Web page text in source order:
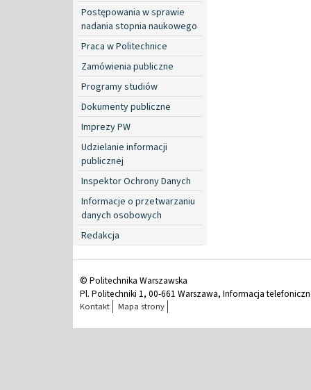
Postępowania w sprawie
nadania stopnia naukowego
Praca w Politechnice
Zamówienia publiczne
Programy studiów
Dokumenty publiczne
Imprezy PW
Udzielanie informacji
publicznej
Inspektor Ochrony Danych
Informacje o przetwarzaniu
danych osobowych
Redakcja
© Politechnika Warszawska
Pl. Politechniki 1, 00-661 Warszawa, Informacja
Kontakt Mapa strony